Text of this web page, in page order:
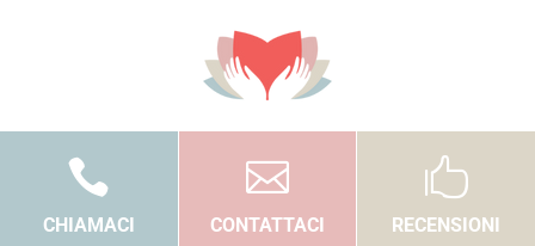

CHIAMACI

CONTATTACI

RECENSIONI